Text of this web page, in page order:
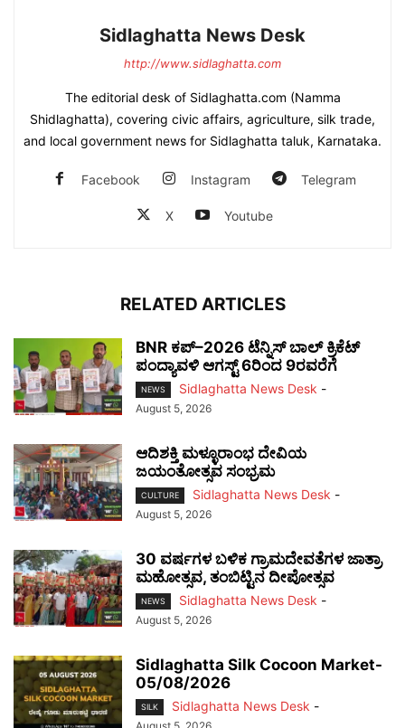
Sidlaghatta News Desk
http://www.sidlaghatta.com
The editorial desk of Sidlaghatta.com (Namma
Shidlaghatta), covering civic affairs, agriculture, silk trade,
and local government news for Sidlaghatta taluk, Karnataka.
Facebook Instagram Telegram
X Youtube
RELATED ARTICLES
BNR ಕಪ್–2026 ಟೆನ್ನಿಸ್ ಬಾಲ್ ಕ್ರಿಕೆಟ್
ಪಂದ್ಯಾವಳಿ ಆಗಸ್ಟ್ 6ರಿಂದ 9ರವರೆಗೆ
NEWS Sidlaghatta News Desk -
August 5, 2026
ಆದಿಶಕ್ತಿ ಮಳ್ಳೂರಾಂಭ ದೇವಿಯ
ಜಯಂತೋತ್ಸವ ಸಂಭ್ರಮ
CULTURE Sidlaghatta News Desk -
August 5, 2026
30 ವರ್ಷಗಳ ಬಳಿಕ ಗ್ರಾಮದೇವತೆಗಳ ಜಾತ್ರಾ
ಮಹೋತ್ಸವ, ತಂಬಿಟ್ಟಿನ ದೀಪೋತ್ಸವ
NEWS Sidlaghatta News Desk -
August 5, 2026
Sidlaghatta Silk Cocoon Market-
05/08/2026
SILK Sidlaghatta News Desk -